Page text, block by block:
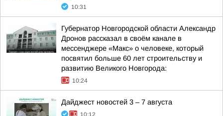
10:31
Губернатор Новгородской области Александр
Дронов рассказал в своём канале в
мессенджере «Макс» о человеке, который
посвятил больше 60 лет строительству и
развитию Великого Новгорода:
10:24
Дайджест новостей 3 – 7 августа
10:12